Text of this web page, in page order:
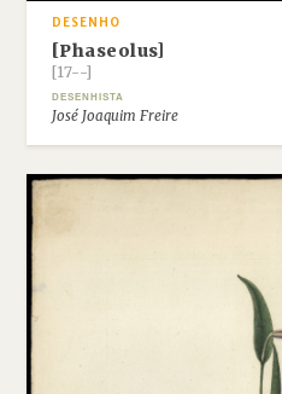
DESENHO
[Phaseolus]
[17--]
DESENHISTA
José Joaquim Freire